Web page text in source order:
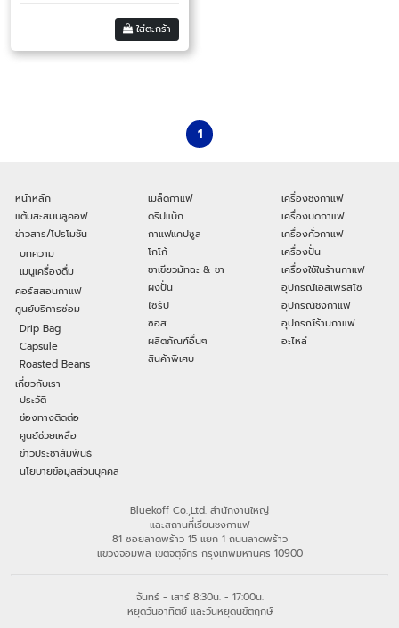
ใส่ตะกร้า
1
หน้าหลัก
แต้มสะสมบลูคอฟ
ข่าวสาร/โปรโมชัน
บทความ
เมนูเครื่องดื่ม
คอร์สสอนกาแฟ
ศูนย์บริการซ่อม
Drip Bag
Capsule
Roasted Beans
เกี่ยวกับเรา
ประวัติ
ช่องทางติดต่อ
ศูนย์ช่วยเหลือ
ข่าวประชาสัมพันธ์
นโยบายข้อมูลส่วนบุคคล
เมล็ดกาแฟ
ดริปแบ็ก
กาแฟแคปซูล
โกโก้
ชาเขียวมัทฉะ & ชา
ผงปั่น
ไซรัป
ซอส
ผลิตภัณฑ์อื่นๆ
สินค้าพิเศษ
เครื่องชงกาแฟ
เครื่องบดกาแฟ
เครื่องคั่วกาแฟ
เครื่องปั่น
เครื่องใช้ในร้านกาแฟ
อุปกรณ์เอสเพรสโซ
อุปกรณ์ชงกาแฟ
อุปกรณ์ร้านกาแฟ
อะไหล่
Bluekoff Co.,Ltd. สำนักงานใหญ่
และสถานที่เรียนชงกาแฟ
81 ซอยลาดพร้าว 15 แยก 1 ถนนลาดพร้าว
แขวงจอมพล เขตจตุจักร กรุงเทพมหานคร 10900
จันทร์ - เสาร์ 8:30น. - 17:00น.
หยุดวันอาทิตย์ และวันหยุดนขัตฤกษ์